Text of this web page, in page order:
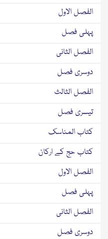
الفصل الاول
پہلی فصل
الفصل الثانی
دوسری فصل
الفصل الثالث
تیسری فصل
کتاب المناسک
کتاب حج کے ارکان
الفصل الاول
پہلی فصل
الفصل الثانی
دوسری فصل